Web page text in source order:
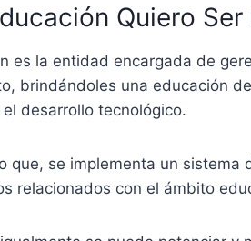
Quiero
es la entidad encargada de
brindándoles una educación
desarrollo tecnológico.
que, se implementa un
relacionados con el ámbito